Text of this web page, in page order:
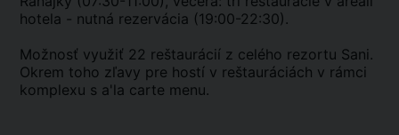
hotela - nutná rezervácia (19:00-22:30).
Možnosť využiť 22 reštaurácií z celého rezortu Sani.
Okrem toho zľavy pre hostí v reštauráciách v rámci
komplexu s a'la carte menu.